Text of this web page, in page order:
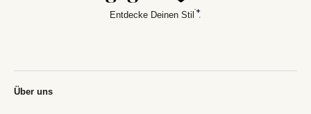
Entdecke Deinen Stil
Über uns